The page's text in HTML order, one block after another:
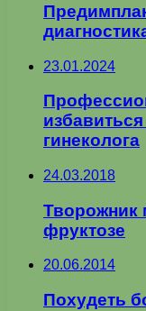
23.01.2024
гинеколога
24.03.2018
Творожник
фруктозе
20.06.2014
Похудеть